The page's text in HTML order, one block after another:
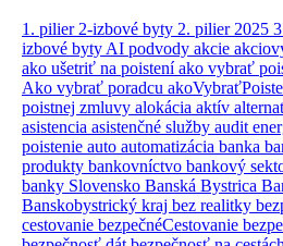
1. pilier 2-izbové byty 2. pilier 2025
izbové byty AI podvody akcie
ako ušetriť na poisteníako vybrať
Ako vybrať poradcu
poistnej zmluvy alokácia aktív
asistencia asistenčné služby audit
poistenie auto automatizácia banka
produkty bankovníctvo bankový
banky Slovensko Banská Bystrica
Banskobystrický kraj bez realitky
cestovanie bezpečnéCestovanie